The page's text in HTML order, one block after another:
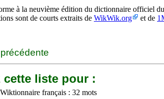
à la neuvième édition du dictionnaire officiel
sont de courts extraits de WikWik.org et de
cette liste pour :
français : 32 mots